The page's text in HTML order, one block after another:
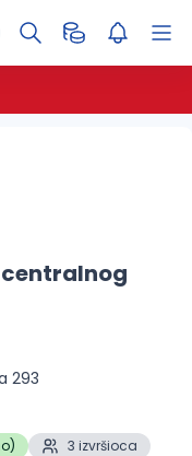
293
3 izvršioca